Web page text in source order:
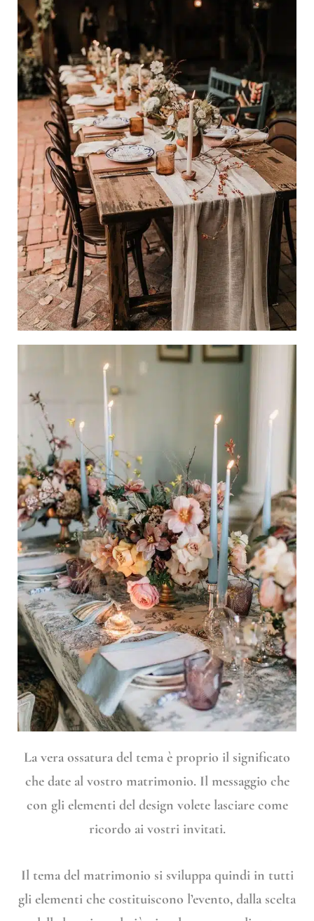
La vera ossatura del tema è proprio il significato
che date al vostro matrimonio. Il messaggio che
con gli elementi del design volete lasciare come
ricordo ai vostri invitati.
Il tema del matrimonio si sviluppa quindi in tutti
gli elementi che costituiscono l’evento, dalla scelta